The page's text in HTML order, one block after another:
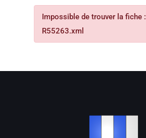
Impossible de trouver la fiche :
R55263.xml